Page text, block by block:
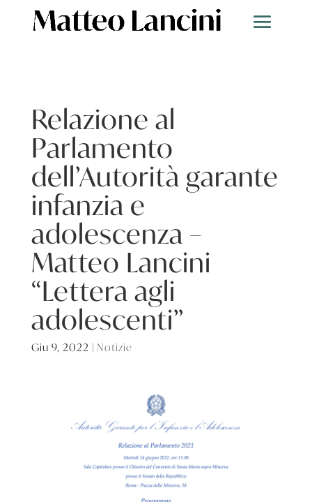
Relazione al
Parlamento
dell’Autorità garante
infanzia e
adolescenza –
Matteo Lancini
“Lettera agli
adolescenti”
Giu 9, 2022 | Notizie